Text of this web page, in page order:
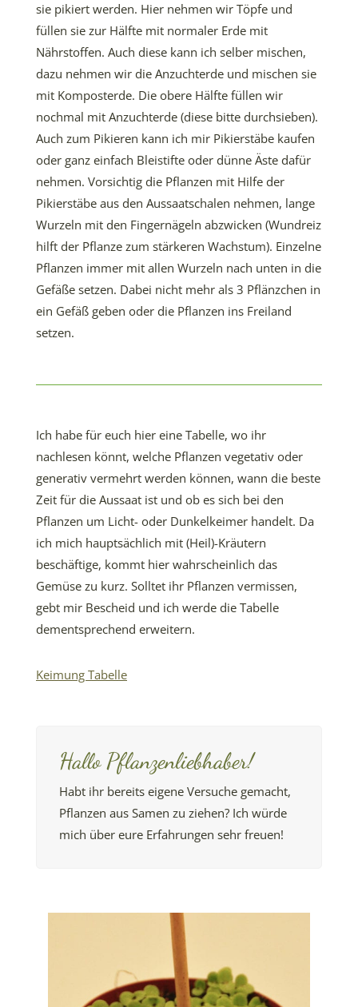
sie pikiert werden. Hier nehmen wir Töpfe und
füllen sie zur Hälfte mit normaler Erde mit
Nährstoffen. Auch diese kann ich selber mischen,
dazu nehmen wir die Anzuchterde und mischen sie
mit Komposterde. Die obere Hälfte füllen wir
nochmal mit Anzuchterde (diese bitte durchsieben).
Auch zum Pikieren kann ich mir Pikierstäbe kaufen
oder ganz einfach Bleistifte oder dünne Äste dafür
nehmen. Vorsichtig die Pflanzen mit Hilfe der
Pikierstäbe aus den Aussaatschalen nehmen, lange
Wurzeln mit den Fingernägeln abzwicken (Wundreiz
hilft der Pflanze zum stärkeren Wachstum). Einzelne
Pflanzen immer mit allen Wurzeln nach unten in die
Gefäße setzen. Dabei nicht mehr als 3 Pflänzchen in
ein Gefäß geben oder die Pflanzen ins Freiland
setzen.
Ich habe für euch hier eine Tabelle, wo ihr
nachlesen könnt, welche Pflanzen vegetativ oder
generativ vermehrt werden können, wann die beste
Zeit für die Aussaat ist und ob es sich bei den
Pflanzen um Licht- oder Dunkelkeimer handelt. Da
ich mich hauptsächlich mit (Heil)-Kräutern
beschäftige, kommt hier wahrscheinlich das
Gemüse zu kurz. Solltet ihr Pflanzen vermissen,
gebt mir Bescheid und ich werde die Tabelle
dementsprechend erweitern.
Keimung Tabelle
Hallo Pflanzenliebhaber!
Habt ihr bereits eigene Versuche gemacht,
Pflanzen aus Samen zu ziehen? Ich würde
mich über eure Erfahrungen sehr freuen!